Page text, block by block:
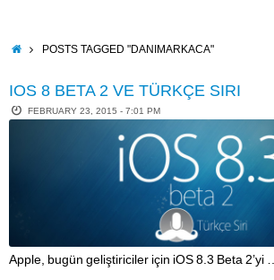
contentHOMEPOSTS TAGGED "DANIMARKACA"
IOS 8 BETA 2 VE TÜRKÇE SIRI
FEBRUARY 23, 2015 - 7:01 PM
Apple, bugün geliştiriciler için iOS 8.3 Beta 2’yi …